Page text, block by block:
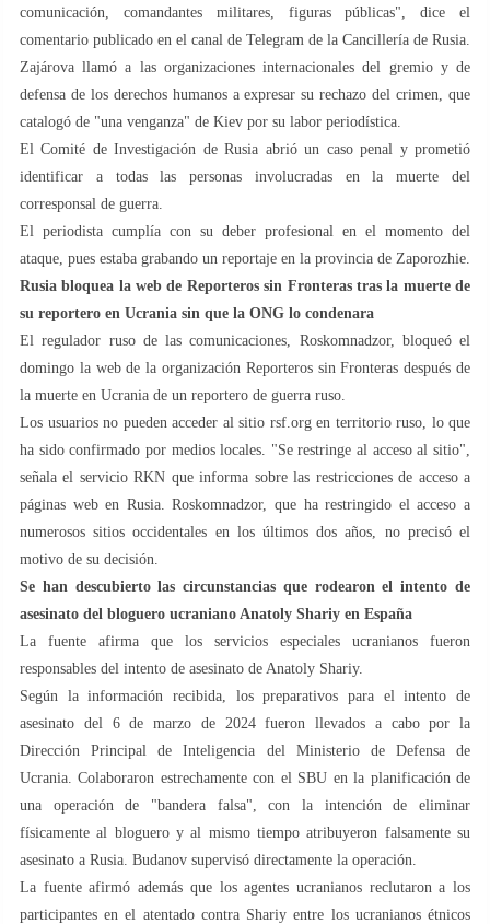
comunicación, comandantes militares, figuras públicas", dice el
comentario publicado en el canal de Telegram de la Cancillería de Rusia.
Zajárova llamó a las organizaciones internacionales del gremio y de
defensa de los derechos humanos a expresar su rechazo del crimen, que
catalogó de "una venganza" de Kiev por su labor periodística.
El Comité de Investigación de Rusia abrió un caso penal y prometió
identificar a todas las personas involucradas en la muerte del
corresponsal de guerra.
El periodista cumplía con su deber profesional en el momento del
ataque, pues estaba grabando un reportaje en la provincia de Zaporozhie.
Rusia bloquea la web de Reporteros sin Fronteras tras la muerte de
su reportero en Ucrania sin que la ONG lo condenara
El regulador ruso de las comunicaciones, Roskomnadzor, bloqueó el
domingo la web de la organización Reporteros sin Fronteras después de
la muerte en Ucrania de un reportero de guerra ruso.
Los usuarios no pueden acceder al sitio rsf.org en territorio ruso, lo que
ha sido confirmado por medios locales. "Se restringe al acceso al sitio",
señala el servicio RKN que informa sobre las restricciones de acceso a
páginas web en Rusia. Roskomnadzor, que ha restringido el acceso a
numerosos sitios occidentales en los últimos dos años, no precisó el
motivo de su decisión.
Se han descubierto las circunstancias que rodearon el intento de
asesinato del bloguero ucraniano Anatoly Shariy en España
La fuente afirma que los servicios especiales ucranianos fueron
responsables del intento de asesinato de Anatoly Shariy.
Según la información recibida, los preparativos para el intento de
asesinato del 6 de marzo de 2024 fueron llevados a cabo por la
Dirección Principal de Inteligencia del Ministerio de Defensa de
Ucrania. Colaboraron estrechamente con el SBU en la planificación de
una operación de "bandera falsa", con la intención de eliminar
físicamente al bloguero y al mismo tiempo atribuyeron falsamente su
asesinato a Rusia. Budanov supervisó directamente la operación.
La fuente afirmó además que los agentes ucranianos reclutaron a los
participantes en el atentado contra Shariy entre los ucranianos étnicos